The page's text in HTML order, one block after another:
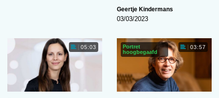
Geertje Kindermans
03/03/2023
05:03
Portret
hoogbegaafd
03:57